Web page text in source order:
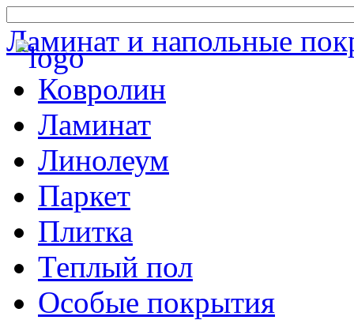
Ламинат и напольные
Ковролин
Ламинат
Линолеум
Паркет
Плитка
Теплый пол
Особые покрытия